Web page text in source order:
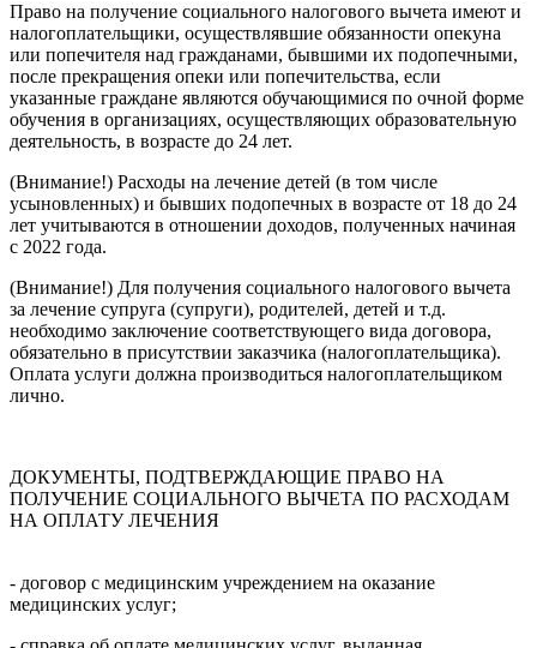
Право на получение социального налогового вычета имеют и
налогоплательщики, осуществлявшие обязанности опекуна
или попечителя над гражданами, бывшими их подопечными,
после прекращения опеки или попечительства, если
указанные граждане являются обучающимися по очной форме
обучения в организациях, осуществляющих образовательную
деятельность, в возрасте до 24 лет.
(Внимание!) Расходы на лечение детей (в том числе
усыновленных) и бывших подопечных в возрасте от 18 до 24
лет учитываются в отношении доходов, полученных начиная
с 2022 года.
(Внимание!) Для получения социального налогового вычета
за лечение супруга (супруги), родителей, детей и т.д.
необходимо заключение соответствующего вида договора,
обязательно в присутствии заказчика (налогоплательщика).
Оплата услуги должна производиться налогоплательщиком
лично.
ДОКУМЕНТЫ, ПОДТВЕРЖДАЮЩИЕ ПРАВО НА
ПОЛУЧЕНИЕ СОЦИАЛЬНОГО ВЫЧЕТА ПО РАСХОДАМ
НА ОПЛАТУ ЛЕЧЕНИЯ
- договор с медицинским учреждением на оказание
медицинских услуг;